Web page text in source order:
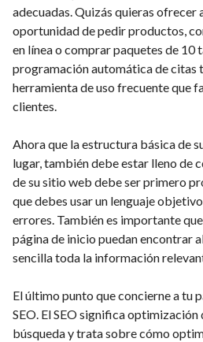
adecuadas. Quizás quieras ofrecer
oportunidad de pedir productos,
en línea o comprar paquetes de 10
programación automática de citas
herramienta de uso frecuente que
clientes.
Ahora que la estructura básica de
lugar, también debe estar lleno de
de su sitio web debe ser primero
que debes usar un lenguaje
errores. También es importante
página de inicio puedan encontrar
sencilla toda la información
El último punto que concierne a tu
SEO. El SEO significa optimización
búsqueda y trata sobre cómo